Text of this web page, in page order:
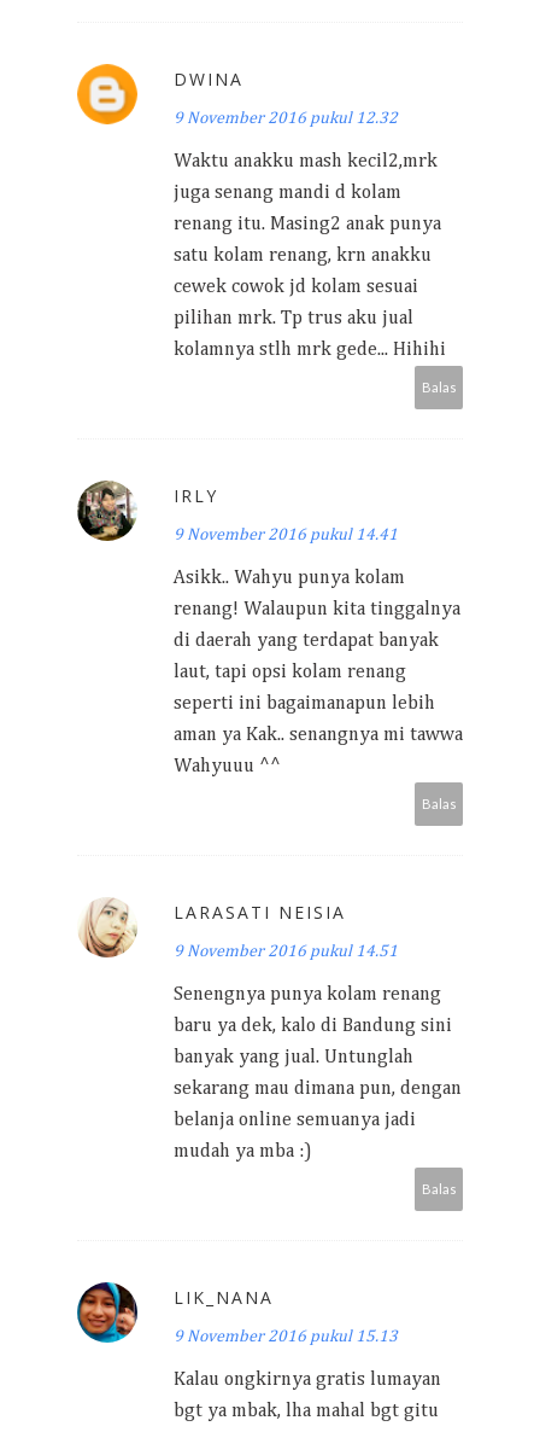
DWINA
9 November 2016 pukul 12.32
Waktu anakku mash kecil2,mrk
juga senang mandi d kolam
renang itu. Masing2 anak punya
satu kolam renang, krn anakku
cewek cowok jd kolam sesuai
pilihan mrk. Tp trus aku jual
kolamnya stlh mrk gede... Hihihi
Balas
IRLY
9 November 2016 pukul 14.41
Asikk.. Wahyu punya kolam
renang! Walaupun kita tinggalnya
di daerah yang terdapat banyak
laut, tapi opsi kolam renang
seperti ini bagaimanapun lebih
aman ya Kak.. senangnya mi tawwa
Wahyuuu ^^
Balas
LARASATI NEISIA
9 November 2016 pukul 14.51
Senengnya punya kolam renang
baru ya dek, kalo di Bandung sini
banyak yang jual. Untunglah
sekarang mau dimana pun, dengan
belanja online semuanya jadi
mudah ya mba :)
Balas
LIK_NANA
9 November 2016 pukul 15.13
Kalau ongkirnya gratis lumayan
bgt ya mbak, lha mahal bgt gitu